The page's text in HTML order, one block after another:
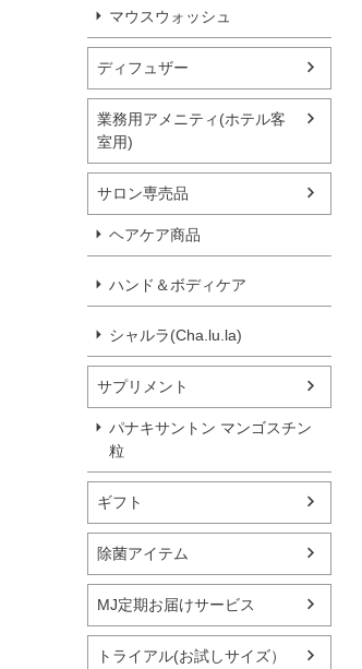
マウスウォッシュ
ディフュザー
業務用アメニティ(ホテル客
室用)
サロン専売品
ヘアケア商品
ハンド＆ボディケア
シャルラ(Cha.lu.la)
サプリメント
パナキサントン マンゴスチン
粒
ギフト
除菌アイテム
MJ定期お届けサービス
トライアル(お試しサイズ）